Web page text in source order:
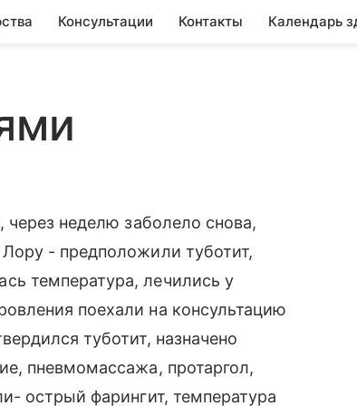
Консультации Контакты Календарь
неделю заболело снова,
- предположили туботит,
температура, лечились у
поехали на консультацию
туботит, назначено
пневмомассажа, протаргол,
острый фарингит, температура